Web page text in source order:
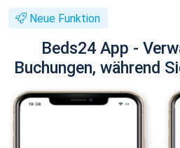
Neue Funktion
Beds24 App -
Buchungen, während